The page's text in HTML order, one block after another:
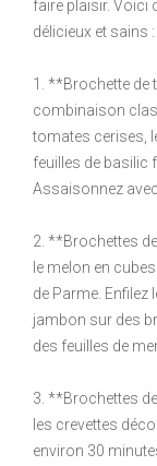
faire plaisir. Voici
délicieux et sains :
1. **Brochette de
combinaison
tomates cerises,
feuilles de basilic
Assaisonnez avec
2. **Brochettes
le melon en
de Parme. Enfilez
jambon sur des
des feuilles de
3. **Brochettes
les crevettes
environ 30